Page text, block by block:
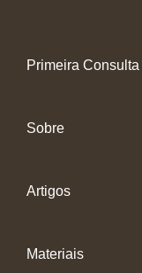
Primeira Consulta
Sobre
Artigos
Materiais